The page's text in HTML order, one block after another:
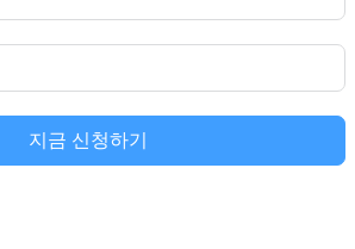
지금 신청하기